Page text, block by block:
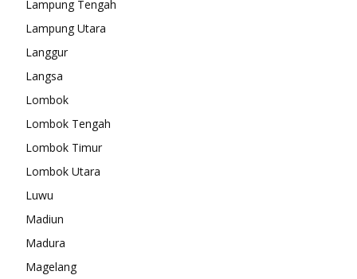
Lampung Tengah
Lampung Utara
Langgur
Langsa
Lombok
Lombok Tengah
Lombok Timur
Lombok Utara
Luwu
Madiun
Madura
Magelang